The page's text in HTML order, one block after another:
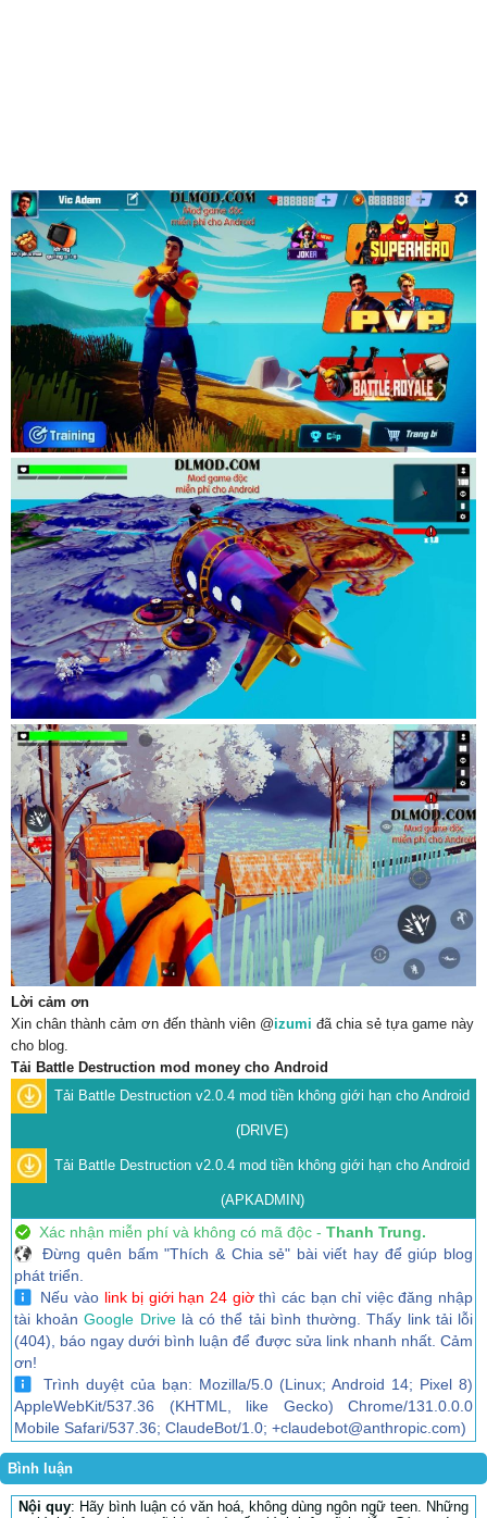
Lời cảm ơn
Xin chân thành cảm ơn đến thành viên @izumi đã chia sẻ tựa game này
cho blog.
Tải Battle Destruction mod money cho Android
Tải Battle Destruction v2.0.4 mod tiền không giới hạn cho Android
(DRIVE)
Tải Battle Destruction v2.0.4 mod tiền không giới hạn cho Android
(APKADMIN)
Xác nhận miễn phí và không có mã độc - Thanh Trung.
Đừng quên bấm "Thích & Chia sẻ" bài viết hay để giúp blog
phát triển.
Nếu vào link bị giới hạn 24 giờthì các bạn chỉ việc đăng nhập
tài khoảnGoogle Drivelà có thể tải bình thường. Thấy link tải lỗi
(404), báo ngay dưới bình luận để được sửa link nhanh nhất. Cảm
ơn!
Trình duyệt của bạn: Mozilla/5.0 (Linux; Android 14; Pixel 8)
AppleWebKit/537.36 (KHTML, like Gecko) Chrome/131.0.0.0
Mobile Safari/537.36; ClaudeBot/1.0; +claudebot@anthropic.com)
Bình luận
Nội quy: Hãy bình luận có văn hoá, không dùng ngôn ngữ teen. Những